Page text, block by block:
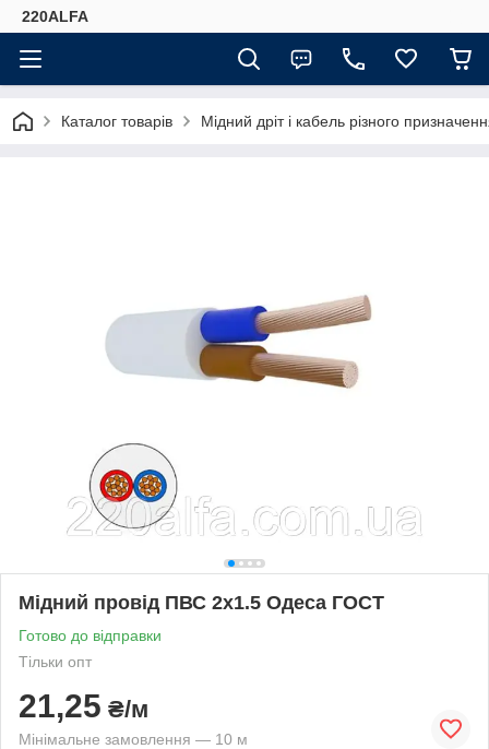
220ALFA
Каталог товарів Мідний дріт і кабель різного
Мідний провід ПВС 2х1.5 Одеса ГОСТ
Готово до відправки
Тільки опт
21,25 ₴/м
Мінімальне замовлення — 10 м